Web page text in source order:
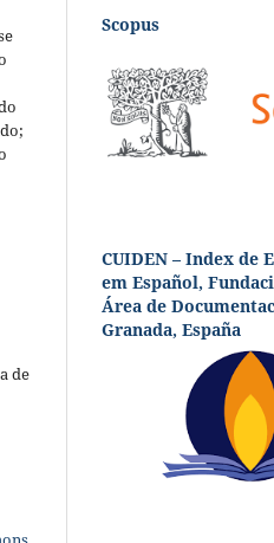
de
Scopus
CUIDEN – Index de
em Español,
Área de
Granada, España